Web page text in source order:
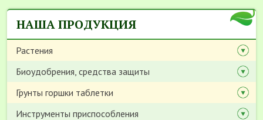
НАША ПРОДУКЦИЯ
Растения
Биоудобрения, средства защиты
Грунты горшки таблетки
Инструменты приспособления